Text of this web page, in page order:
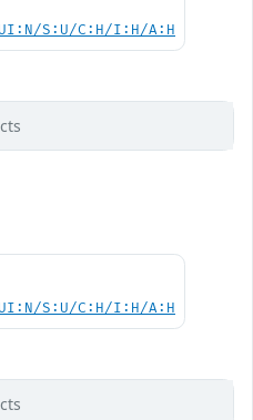
S:U/C:H/I:H/A:H
S:U/C:H/I:H/A:H